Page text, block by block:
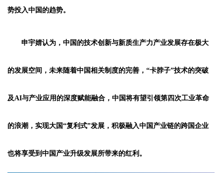
势投入中国的趋势。
申宇婧认为，中国的技术创新与新质生产力产业发展存在极大
的发展空间，未来随着中国相关制度的完善，“卡脖子”技术的突破
及AI与产业应用的深度赋能融合，中国将有望引领第四次工业革命
的浪潮，实现大国“复利式”发展，积极融入中国产业链的跨国企业
也将享受到中国产业升级发展所带来的红利。